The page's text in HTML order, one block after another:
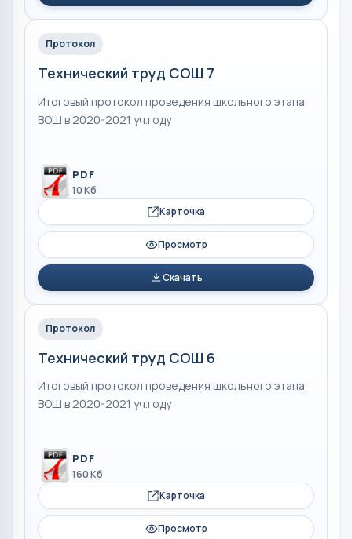
Протокол
Технический труд СОШ 7
Итоговый протокол проведения школьного этапа
ВОШ в 2020-2021 уч.году
PDF
10 Кб
Карточка
Просмотр
Скачать
Протокол
Технический труд СОШ 6
Итоговый протокол проведения школьного этапа
ВОШ в 2020-2021 уч.году
PDF
160 Кб
Карточка
Просмотр